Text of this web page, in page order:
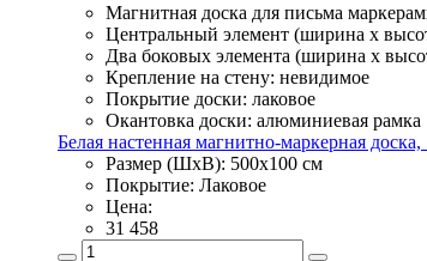
Магнитная доска для письма
Центральный элемент (ширина х
Два боковых элемента (ширина х
Крепление на стену: невидимое
Покрытие доски: лаковое
Окантовка доски: алюминиевая рамка
Белая настенная магнитно-маркерная
Размер (ШхВ): 500х100 см
Покрытие: Лаковое
Цена:
31 458